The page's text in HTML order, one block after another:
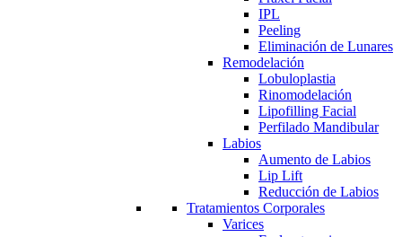
IPL
Peeling
Eliminación de Lunares
Remodelación
Lobuloplastia
Rinomodelación
Lipofilling Facial
Perfilado Mandibular
Labios
Aumento de Labios
Lip Lift
Reducción de Labios
Tratamientos Corporales
Varices